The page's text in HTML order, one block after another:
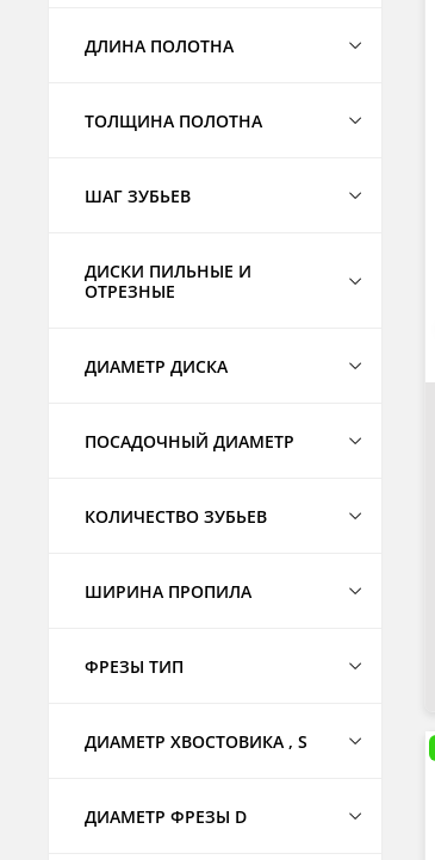
ДЛИНА ПОЛОТНА
ТОЛЩИНА ПОЛОТНА
ШАГ ЗУБЬЕВ
ДИСКИ ПИЛЬНЫЕ И
ОТРЕЗНЫЕ
ДИАМЕТР ДИСКА
ПОСАДОЧНЫЙ ДИАМЕТР
КОЛИЧЕСТВО ЗУБЬЕВ
ШИРИНА ПРОПИЛА
ФРЕЗЫ ТИП
ДИАМЕТР ХВОСТОВИКА , S
ДИАМЕТР ФРЕЗЫ D